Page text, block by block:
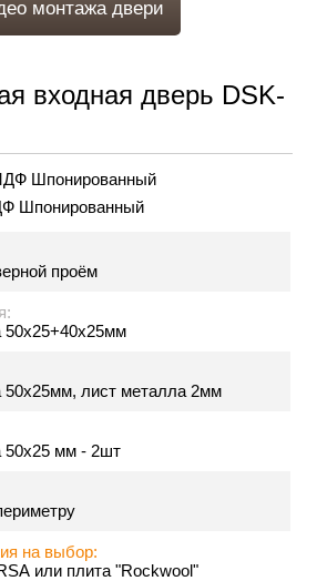
монтажа двери
входная дверь DSK-
Шпонированный
Шпонированный
проём
50х25+40х25мм
50х25мм, лист металла 2мм
50х25 мм - 2шт
на выбор:
или плита "Rockwool"